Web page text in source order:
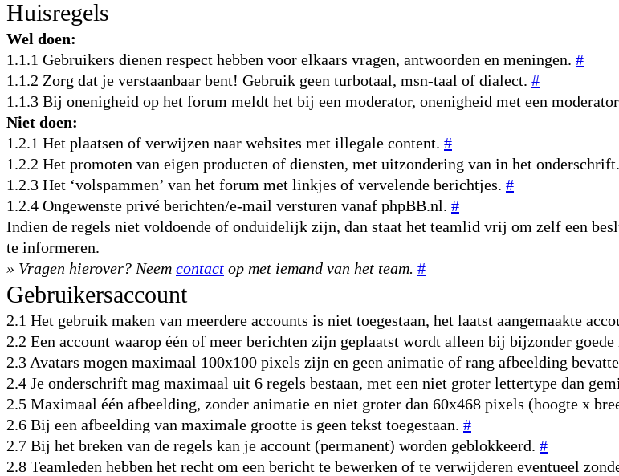
Huisregels
Wel doen:
1.1.1 Gebruikers dienen respect hebben voor elkaars vragen, antwoorden en meningen. #
1.1.2 Zorg dat je verstaanbaar bent! Gebruik geen turbotaal, msn-taal of dialect. #
1.1.3 Bij onenigheid op het forum meldt het bij een moderator, onenigheid met een
Niet doen:
1.2.1 Het plaatsen of verwijzen naar websites met illegale content. #
1.2.2 Het promoten van eigen producten of diensten, met uitzondering van in het onderschrift.
1.2.3 Het ‘volspammen’ van het forum met linkjes of vervelende berichtjes. #
1.2.4 Ongewenste privé berichten/e-mail versturen vanaf phpBB.nl. #
Indien de regels niet voldoende of onduidelijk zijn, dan staat het teamlid vrij om zelf een
te informeren.
» Vragen hierover? Neem contact op met iemand van het team. #
Gebruikersaccount
2.1 Het gebruik maken van meerdere accounts is niet toegestaan, het laatst aangemaakte
2.2 Een account waarop één of meer berichten zijn geplaatst wordt alleen bij bijzonder
2.3 Avatars mogen maximaal 100x100 pixels zijn en geen animatie of rang afbeelding
2.4 Je onderschrift mag maximaal uit 6 regels bestaan, met een niet groter lettertype dan
2.5 Maximaal één afbeelding, zonder animatie en niet groter dan 60x468 pixels (hoogte x
2.6 Bij een afbeelding van maximale grootte is geen tekst toegestaan. #
2.7 Bij het breken van de regels kan je account (permanent) worden geblokkeerd. #
2.8 Teamleden hebben het recht om een bericht te bewerken of te verwijderen eventueel